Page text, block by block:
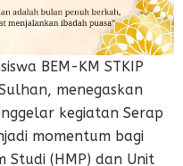
BEM-KM STKIP
menegaskan
kegiatan Serap
momentum bagi
Studi (HMP) dan Unit